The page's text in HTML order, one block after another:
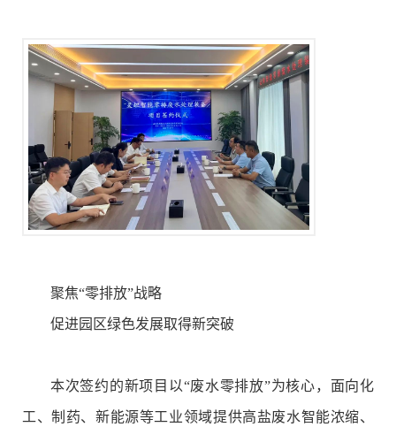
聚焦“零排放”战略
促进园区绿色发展取得新突破
本次签约的新项目以“废水零排放”为核心，面向化
工、制药、新能源等工业领域提供高盐废水智能浓缩、